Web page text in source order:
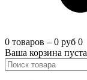
0 товаров – 0 руб 0
Ваша корзина пуста